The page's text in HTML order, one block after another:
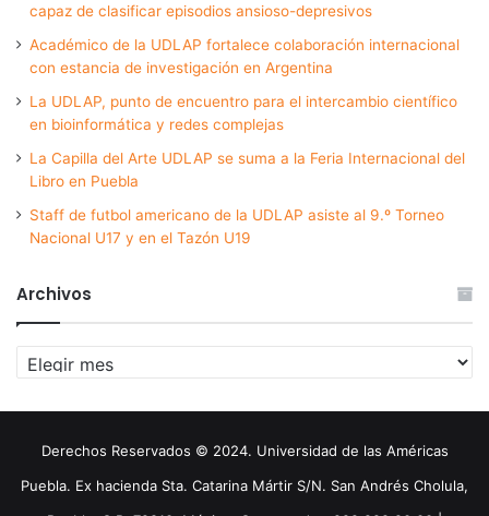
capaz de clasificar episodios ansioso-depresivos
Académico de la UDLAP fortalece colaboración internacional
con estancia de investigación en Argentina
La UDLAP, punto de encuentro para el intercambio científico
en bioinformática y redes complejas
La Capilla del Arte UDLAP se suma a la Feria Internacional del
Libro en Puebla
Staff de futbol americano de la UDLAP asiste al 9.º Torneo
Nacional U17 y en el Tazón U19
Archivos
Archivos
Derechos Reservados © 2024. Universidad de las Américas
Puebla. Ex hacienda Sta. Catarina Mártir S/N. San Andrés Cholula,